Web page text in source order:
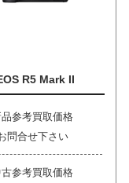
R5 Mark II
品参考買取価格
問合せ下さい
参考買取価格